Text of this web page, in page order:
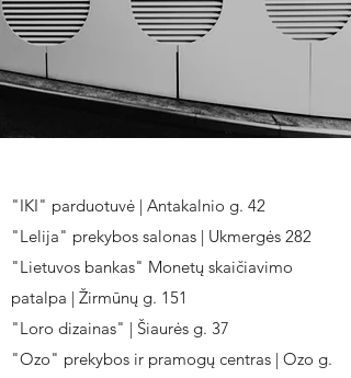
"IKI" parduotuvė | Antakalnio g. 42
"Lelija" prekybos salonas | Ukmergės 282
"Lietuvos bankas" Monetų skaičiavimo
patalpa | Žirmūnų g. 151
"Loro dizainas" | Šiaurės g. 37
"Ozo" prekybos ir pramogų centras | Ozo g.